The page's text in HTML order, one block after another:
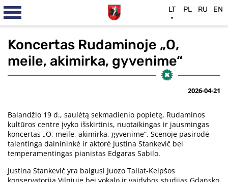
Koncertas Rudaminoje „O,
meile, akimirka, gyvenime“
2026-04-21
Balandžio 19 d., saulėtą sekmadienio popietę, Rudaminos
kultūros centre įvyko išskirtinis, nuotaikingas ir jausmingas
koncertas „O, meile, akimirka, gyvenime“. Scenoje pasirodė
talentinga dainininkė ir aktorė Justina Stankevič bei
temperamentingas pianistas Edgaras Sabilo.
Justina Stankevič yra baigusi Juozo Tallat-Kelpšos
LT PL RU EN